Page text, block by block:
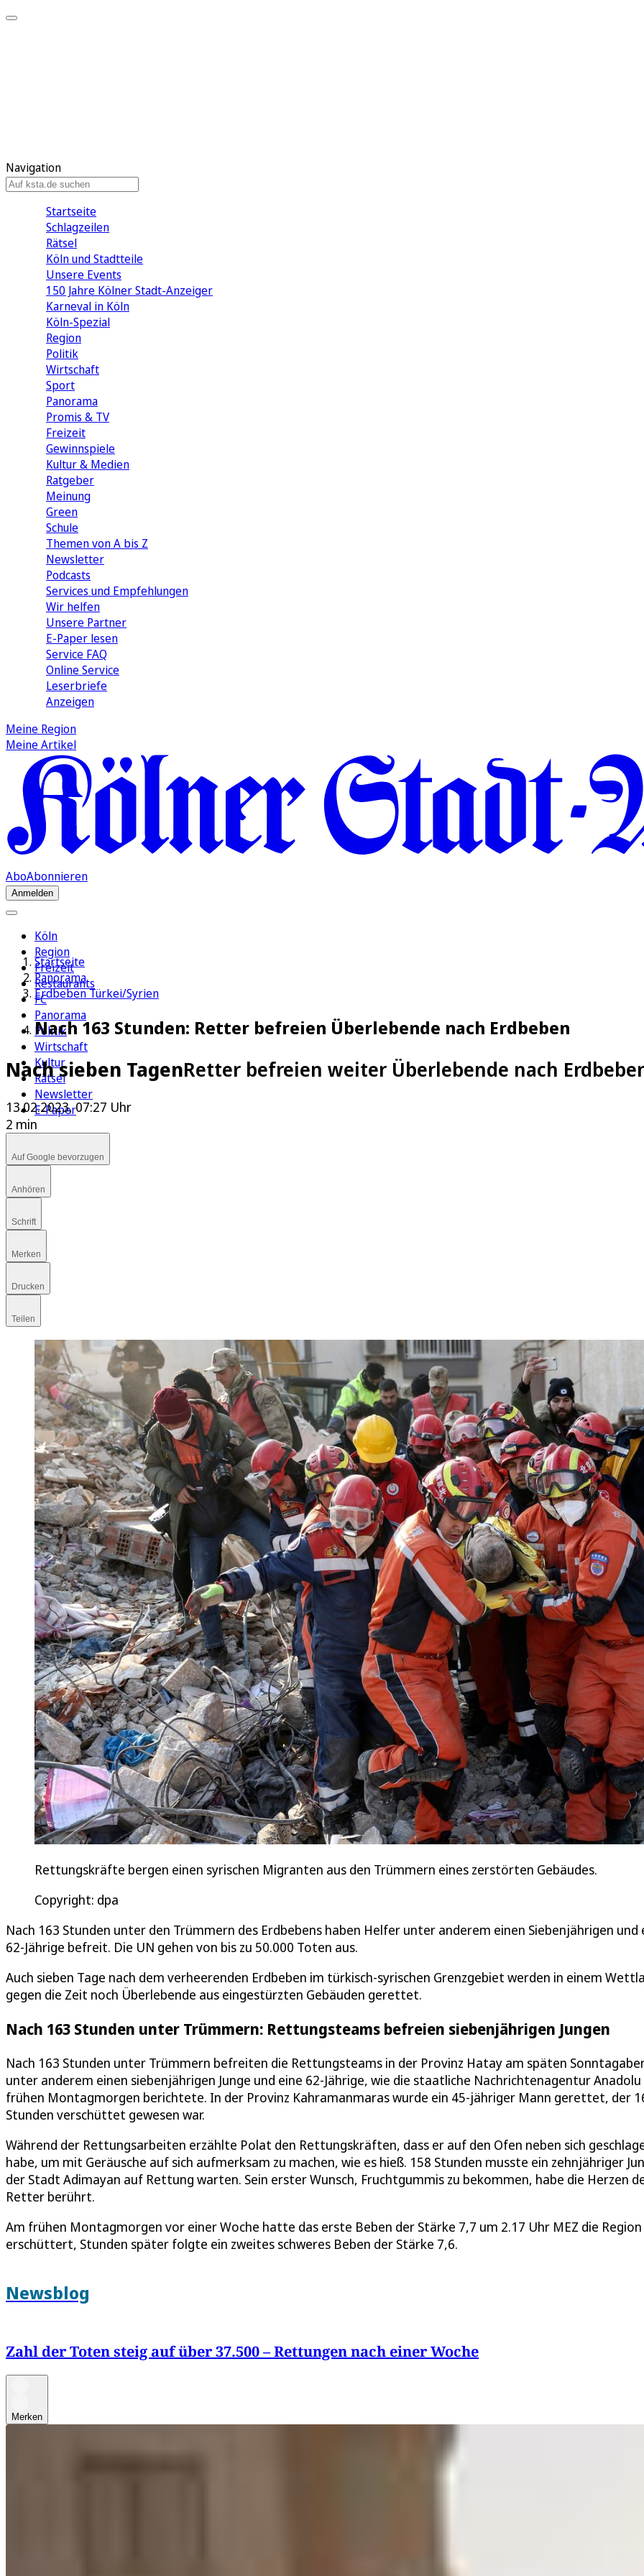
Navigation
Startseite
Schlagzeilen
Rätsel
Köln und Stadtteile
Unsere Events
150 Jahre Kölner Stadt-Anzeiger
Karneval in Köln
Köln-Spezial
Region
Politik
Wirtschaft
Sport
Panorama
Promis & TV
Freizeit
Gewinnspiele
Kultur & Medien
Ratgeber
Meinung
Green
Schule
Themen von A bis Z
Newsletter
Podcasts
Services und Empfehlungen
Wir helfen
Unsere Partner
E-Paper lesen
Service FAQ
Online Service
Leserbriefe
Anzeigen
Meine Region
Meine Artikel
AboAbonnieren
Anmelden
Köln
Region
Freizeit
Restaurants
FC
Panorama
Politik
Wirtschaft
Kultur
Rätsel
Newsletter
E-Paper
Startseite
Panorama
Erdbeben Türkei/Syrien
Nach 163 Stunden: Retter befreien Überlebende nach Erdbeben
Nach sieben TagenRetter befreien weiter Überlebende nach
13.02.2023, 07:27 Uhr
2 min
Auf Google bevorzugen
Anhören
Schrift
Merken
Drucken
Teilen
Rettungskräfte bergen einen syrischen Migranten aus den Trümmern eines zerstörten Gebäudes.
Copyright: dpa
Nach 163 Stunden unter den Trümmern des Erdbebens haben Helfer unter anderem einen Siebenjährigen und
62-Jährige befreit. Die UN gehen von bis zu 50.000 Toten aus.
Auch sieben Tage nach dem verheerenden Erdbeben im türkisch-syrischen Grenzgebiet werden in einem
gegen die Zeit noch Überlebende aus eingestürzten Gebäuden gerettet.
Nach 163 Stunden unter Trümmern: Rettungsteams befreien siebenjährigen Jungen
Nach 163 Stunden unter Trümmern befreiten die Rettungsteams in der Provinz Hatay am späten
unter anderem einen siebenjährigen Junge und eine 62-Jährige, wie die staatliche Nachrichtenagentur
frühen Montagmorgen berichtete. In der Provinz Kahramanmaras wurde ein 45-jähriger Mann gerettet, der
Stunden verschüttet gewesen war.
Während der Rettungsarbeiten erzählte Polat den Rettungskräften, dass er auf den Ofen neben sich
habe, um mit Geräusche auf sich aufmerksam zu machen, wie es hieß. 158 Stunden musste ein zehnjähriger
der Stadt Adimayan auf Rettung warten. Sein erster Wunsch, Fruchtgummis zu bekommen, habe die Herzen
Retter berührt.
Am frühen Montagmorgen vor einer Woche hatte das erste Beben der Stärke 7,7 um 2.17 Uhr MEZ die Region
erschüttert, Stunden später folgte ein zweites schweres Beben der Stärke 7,6.
Newsblog
Zahl der Toten steig auf über 37.500 – Rettungen nach einer Woche
Merken